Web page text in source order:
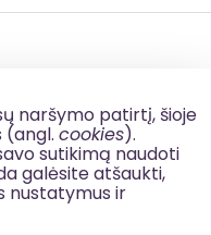
naršymo patirtį, šioje
(angl. cookies).
sutikimą naudoti
galėsite atšaukti,
nustatymus ir